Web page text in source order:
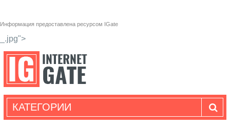
Информация предоставлена ресурсом IGate
_.jpg">
КАТЕГОРИИ